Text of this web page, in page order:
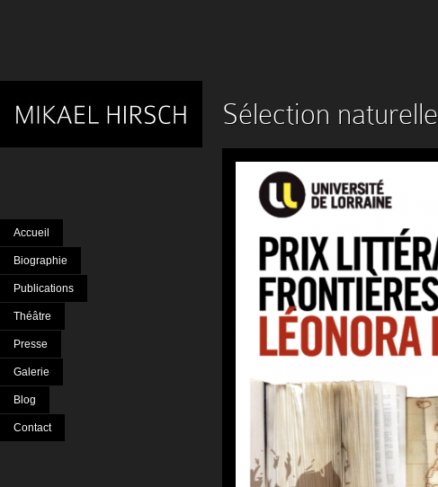
Accueil
Biographie
Publications
Théâtre
Presse
Galerie
Blog
Contact
Sélection naturelle